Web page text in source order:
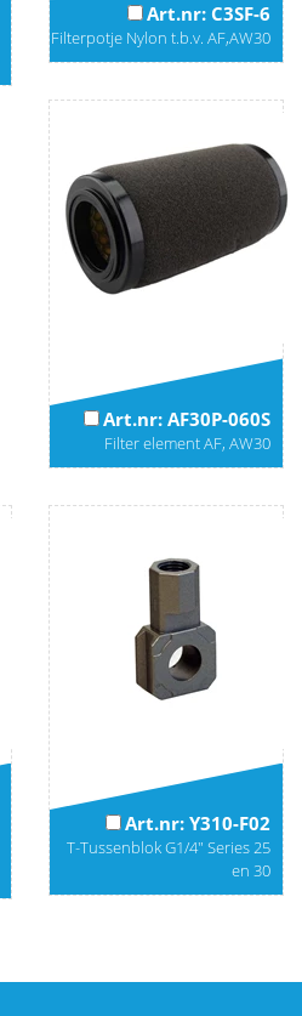
Art.nr: C3SF-6
Filterpotje Nylon t.b.v. AF,AW30
Art.nr: AF30P-060S
Filter element AF, AW30
Art.nr: Y310-F02
T-Tussenblok G1/4" Series 25
en 30